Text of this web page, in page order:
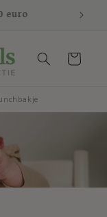
Winkelwagen